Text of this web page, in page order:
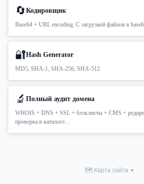
🔄Кодировщик
Base64 + URL encoding. С загрузкой файлов в
🔐Hash Generator
MD5, SHA-1, SHA-256, SHA-512.
🔬 Полный аудит домена
WHOIS + DNS + SSL + блэклисты + CMS +
проверка в каталоге...
🗺 Карта сайта ▼